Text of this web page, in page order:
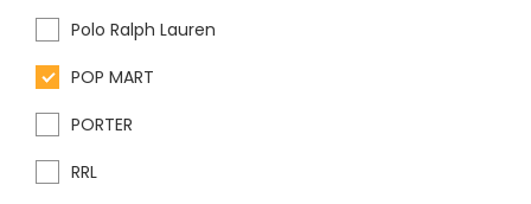
Polo Ralph Lauren
POP MART
PORTER
RRL